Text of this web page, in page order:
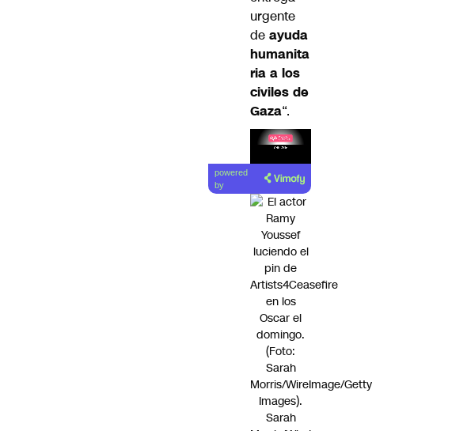
urgente
de ayuda
humanita
ria a los
civiles de
Gaza“.
Lea el
artículo
powered
by
Sarah